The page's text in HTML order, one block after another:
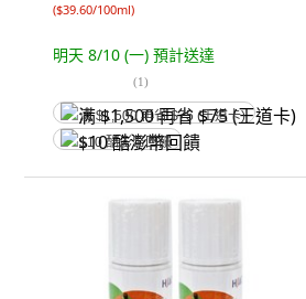
($39.60/100ml)
明天 8/10 (一) 預計送達
(1)
满 $1,500 再省 $75 (王道卡)
$10 酷澎幣回饋